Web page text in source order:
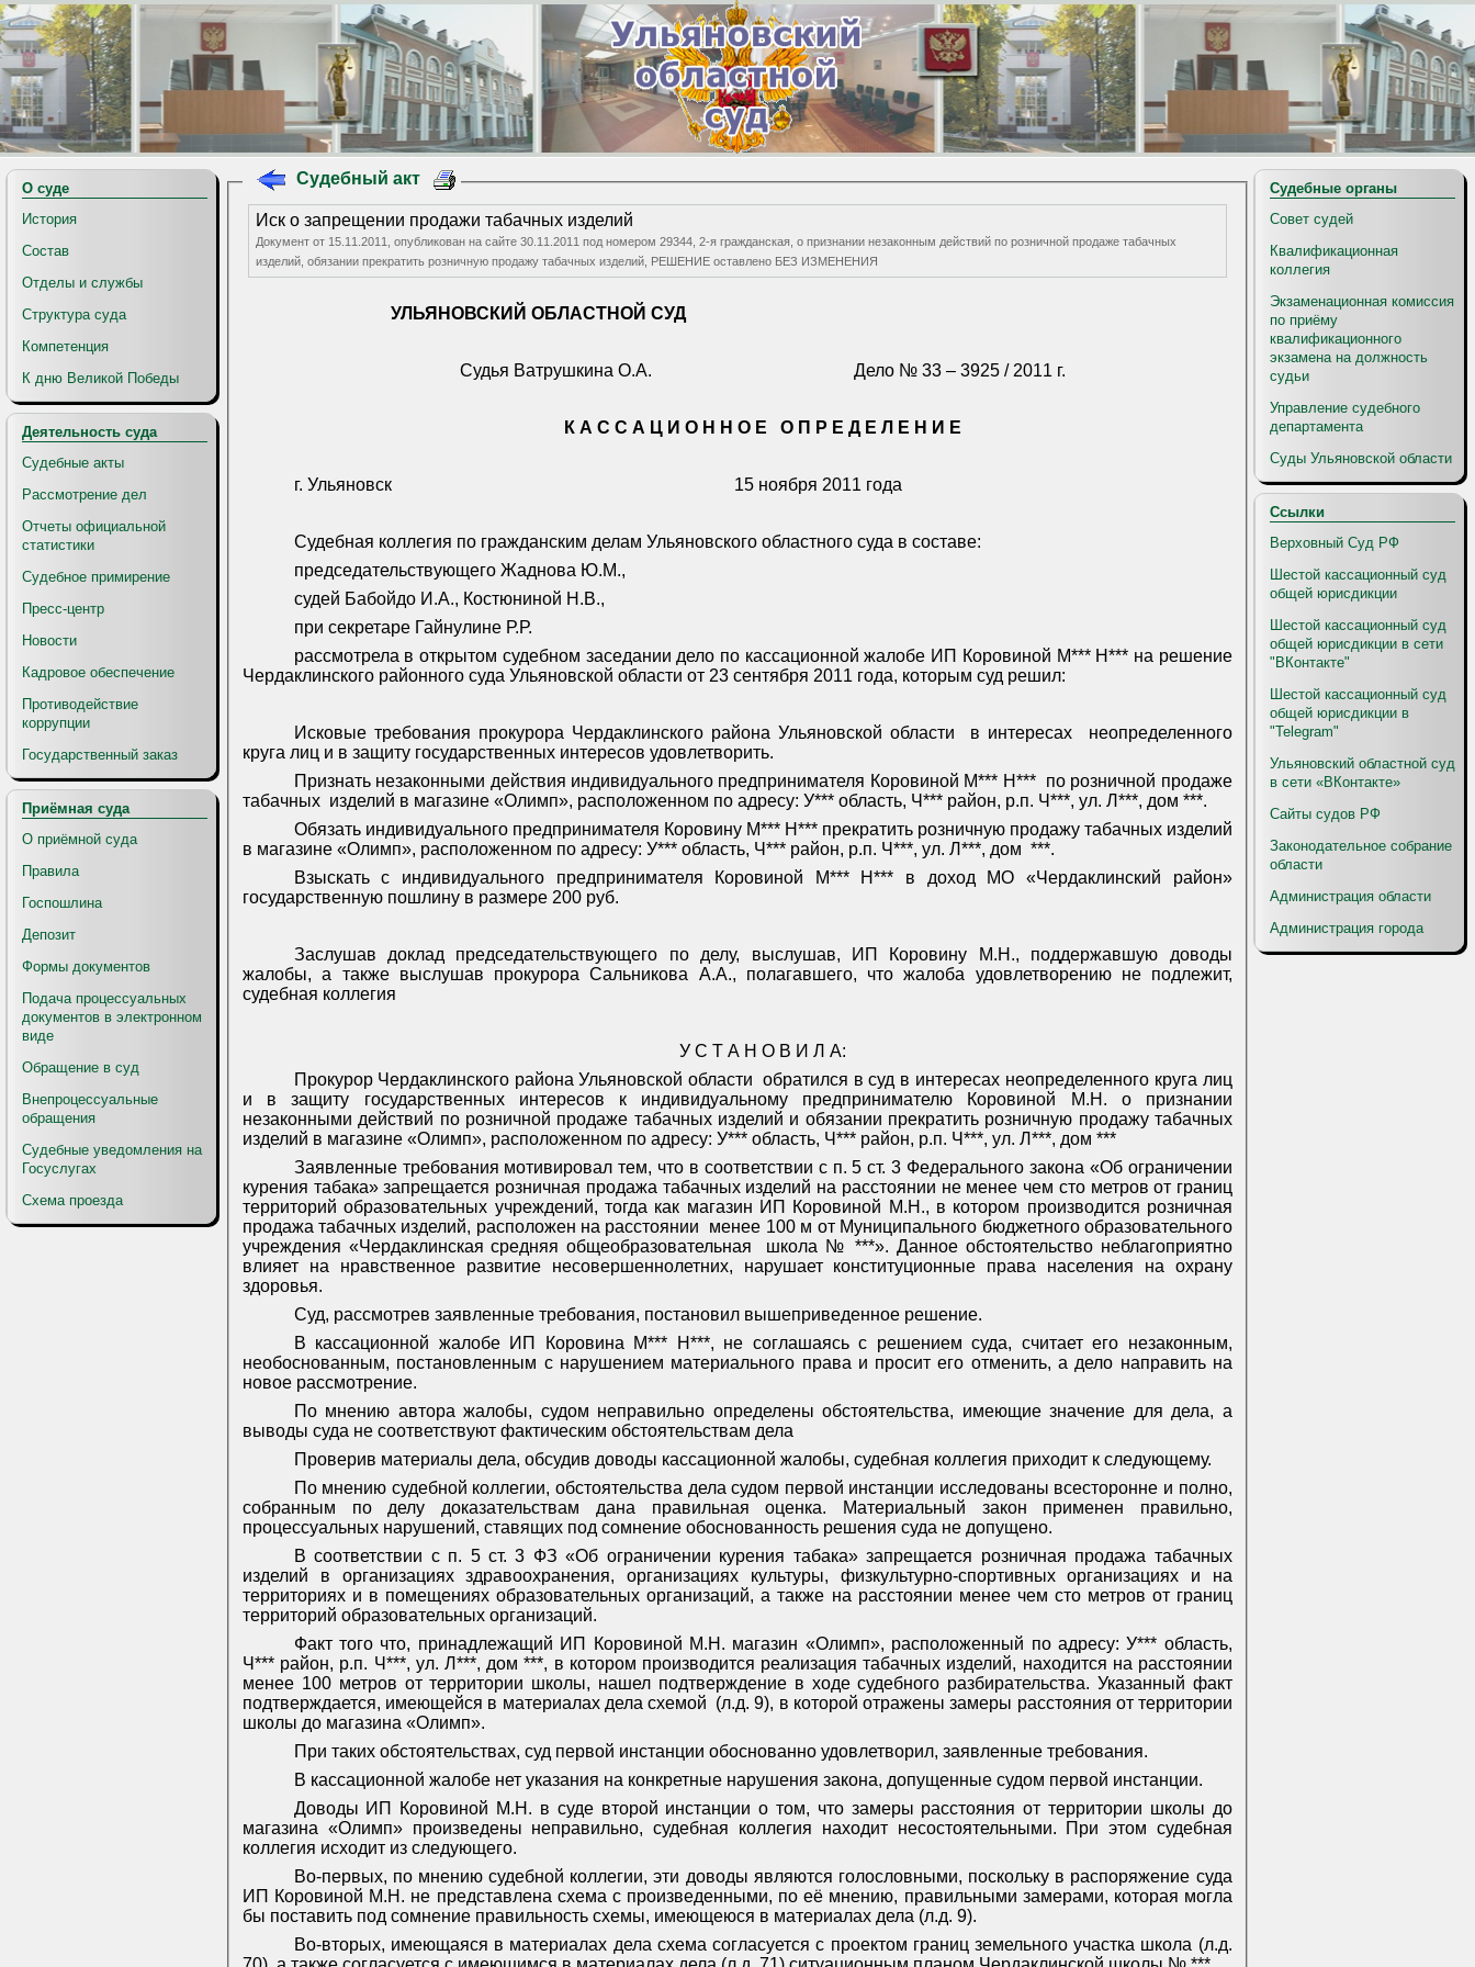
О суде
История
Состав
Отделы и службы
Структура суда
Компетенция
К дню Великой Победы
Деятельность суда
Судебные акты
Рассмотрение дел
Отчеты официальной
статистики
Судебное примирение
Пресс-центр
Новости
Кадровое обеспечение
Противодействие
коррупции
Государственный заказ
Приёмная суда
О приёмной суда
Правила
Госпошлина
Депозит
Формы документов
Подача процессуальных
документов в электронном
виде
Обращение в суд
Внепроцессуальные
обращения
Судебные уведомления на
Госуслугах
Схема проезда
Судебный акт
Иск о запрещении продажи табачных изделий
Документ от 15.11.2011, опубликован на сайте 30.11.2011 под номером 29344, 2-я гражданская, о признании незаконным действий по розничной продаже табачных
изделий, обязании прекратить розничную продажу табачных изделий, РЕШЕНИЕ оставлено БЕЗ ИЗМЕНЕНИЯ
УЛЬЯНОВСКИЙ ОБЛАСТНОЙ СУД
Судья Ватрушкина О.А. Дело № 33 – 3925 / 2011 г.
К А С С А Ц И О Н Н О Е О П Р Е Д Е Л Е Н И Е
г. Ульяновск 15 ноября 2011 года
Судебная коллегия по гражданским делам Ульяновского областного суда в составе:
председательствующего Жаднова Ю.М.,
судей Бабойдо И.А., Костюниной Н.В.,
при секретаре Гайнулине Р.Р.
рассмотрела в открытом судебном заседании дело по кассационной жалобе ИП Коровиной М*** Н*** на решение
Чердаклинского районного суда Ульяновской области от 23 сентября 2011 года, которым суд решил:
Исковые требования прокурора Чердаклинского района Ульяновской области в интересах
неопределенного
круга лиц и в защиту государственных интересов удовлетворить.
Признать незаконными действия индивидуального предпринимателя Коровиной М*** Н***
по розничной продаже
табачных изделий в магазине «Олимп», расположенном по адресу: У*** область, Ч*** район, р.п. Ч***, ул. Л***, дом ***.
Обязать индивидуального предпринимателя Коровину М*** Н*** прекратить розничную продажу табачных изделий
в магазине «Олимп», расположенном по адресу: У*** область, Ч*** район, р.п. Ч***, ул. Л***, дом ***.
Взыскать с индивидуального предпринимателя Коровиной М*** Н*** в доход МО «Чердаклинский район»
государственную пошлину в размере 200 руб.
Заслушав доклад председательствующего по делу, выслушав, ИП Коровину М.Н., поддержавшую доводы
жалобы, а также выслушав прокурора Сальникова А.А., полагавшего, что жалоба удовлетворению не подлежит,
судебная коллегия
У С Т А Н О В И Л А:
Прокурор Чердаклинского района Ульяновской области обратился в суд в интересах неопределенного круга лиц
и в защиту государственных интересов к индивидуальному предпринимателю Коровиной М.Н. о признании
незаконными действий по розничной продаже табачных изделий и обязании прекратить розничную продажу табачных
изделий в магазине «Олимп», расположенном по адресу: У*** область, Ч*** район, р.п. Ч***, ул. Л***, дом ***
Заявленные требования мотивировал тем, что в соответствии с п. 5 ст. 3 Федерального закона «Об ограничении
курения табака» запрещается розничная продажа табачных изделий на расстоянии не менее чем сто метров от границ
территорий образовательных учреждений, тогда как магазин ИП Коровиной М.Н., в котором производится розничная
продажа табачных изделий, расположен на расстоянии
менее 100 м от Муниципального бюджетного образовательного
учреждения «Чердаклинская средняя общеобразовательная
школа № ***». Данное обстоятельство неблагоприятно
влияет на нравственное развитие несовершеннолетних, нарушает конституционные права населения на охрану
здоровья.
Суд, рассмотрев заявленные требования, постановил вышеприведенное решение.
В кассационной жалобе ИП Коровина М*** Н***, не соглашаясь с решением суда, считает его незаконным,
необоснованным, постановленным с нарушением материального права и просит его отменить, а дело направить на
новое рассмотрение.
По мнению автора жалобы, судом неправильно определены обстоятельства, имеющие значение для дела, а
выводы суда не соответствуют фактическим обстоятельствам дела
Проверив материалы дела, обсудив доводы кассационной жалобы, судебная коллегия приходит к следующему.
По мнению судебной коллегии, обстоятельства дела судом первой инстанции исследованы всесторонне и полно,
собранным по делу доказательствам дана правильная оценка. Материальный закон применен правильно,
процессуальных нарушений, ставящих под сомнение обоснованность решения суда не допущено.
В соответствии с п. 5 ст. 3 ФЗ «Об ограничении курения табака» запрещается розничная продажа табачных
изделий в организациях здравоохранения, организациях культуры, физкультурно-спортивных организациях и на
территориях и в помещениях образовательных организаций, а также на расстоянии менее чем сто метров от границ
территорий образовательных организаций.
Факт того что, принадлежащий ИП Коровиной М.Н. магазин «Олимп», расположенный по адресу: У*** область,
Ч*** район, р.п. Ч***, ул. Л***, дом ***, в котором производится реализация табачных изделий, находится на расстоянии
менее 100 метров от территории школы, нашел подтверждение в ходе судебного разбирательства. Указанный факт
подтверждается, имеющейся в материалах дела схемой (л.д. 9), в которой отражены замеры расстояния от территории
школы до магазина «Олимп».
При таких обстоятельствах, суд первой инстанции обоснованно удовлетворил, заявленные требования.
В кассационной жалобе нет указания на конкретные нарушения закона, допущенные судом первой инстанции.
Доводы ИП Коровиной М.Н. в суде второй инстанции о том, что замеры расстояния от территории школы до
магазина «Олимп» произведены неправильно, судебная коллегия находит несостоятельными. При этом судебная
коллегия исходит из следующего.
Во-первых, по мнению судебной коллегии, эти доводы являются голословными, поскольку в распоряжение суда
ИП Коровиной М.Н. не представлена схема с произведенными, по её мнению, правильными замерами, которая могла
бы поставить под сомнение правильность схемы, имеющеюся в материалах дела (л.д. 9).
Во-вторых, имеющаяся в материалах дела схема согласуется с проектом границ земельного участка школа (л.д.
Судебные органы
Совет судей
Квалификационная
коллегия
Экзаменационная комиссия
по приёму
квалификационного
экзамена на должность
судьи
Управление судебного
департамента
Суды Ульяновской области
Ссылки
Верховный Суд РФ
Шестой кассационный суд
общей юрисдикции
Шестой кассационный суд
общей юрисдикции в сети
"ВКонтакте"
Шестой кассационный суд
общей юрисдикции в
"Telegram"
Ульяновский областной суд
в сети «ВКонтакте»
Сайты судов РФ
Законодательное собрание
области
Администрация области
Администрация города